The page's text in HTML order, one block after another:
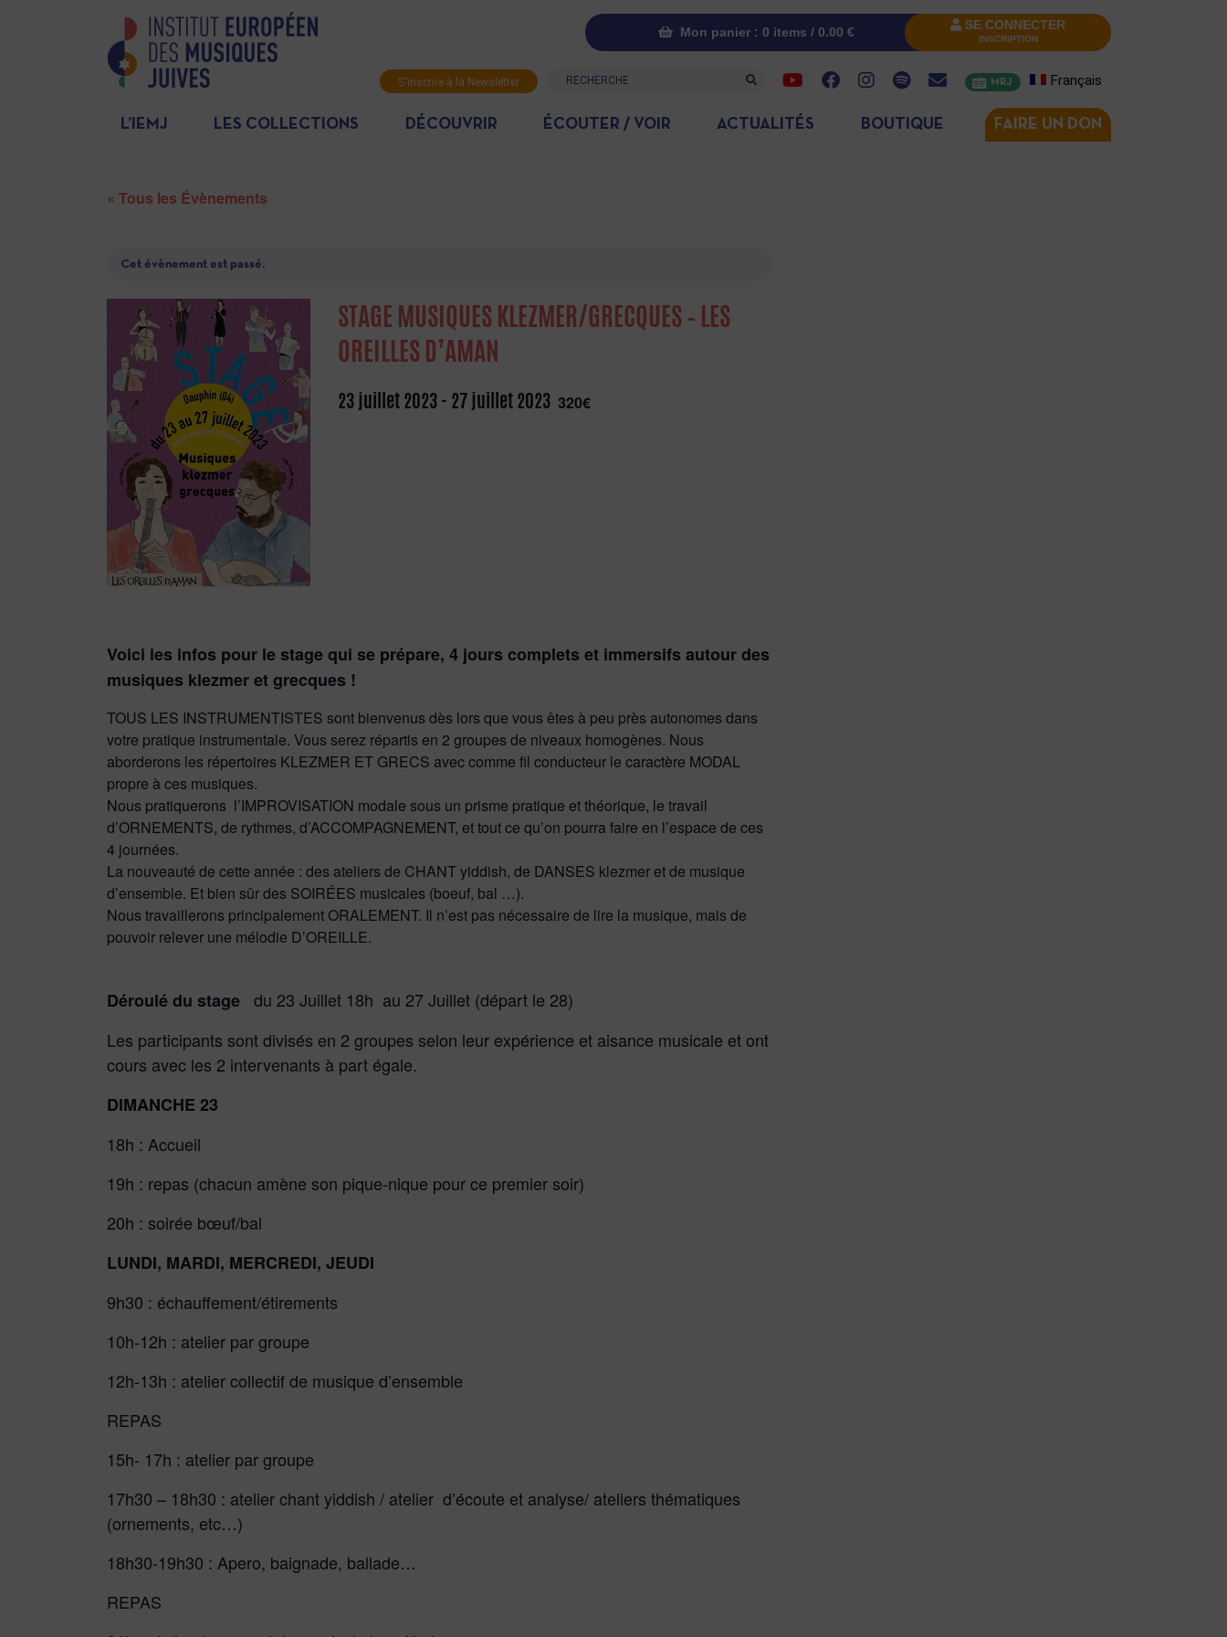
Mon panier : 0 items / 0.00 € SE CONNECTER
INSCRIPTION
S'inscrire à la Newsletter Recherche MRJ Français
L’IEMJ LES COLLECTIONS DÉCOUVRIR ÉCOUTER / VOIR ACTUALITÉS BOUTIQUE FAIRE UN DON
« Tous les Évènements
Cet évènement est passé.
STAGE MUSIQUES KLEZMER/GRECQUES – LES
OREILLES D’AMAN
23 juillet 2023- 27 juillet 2023 320€
Voici les infos pour le stage qui se prépare, 4 jours complets et immersifs autour des
musiques klezmer et grecques !
TOUS LES INSTRUMENTISTES sont bienvenus dès lors que vous êtes à peu près autonomes dans
votre pratique instrumentale. Vous serez répartis en 2 groupes de niveaux homogènes. Nous
aborderons les répertoires KLEZMER ET GRECS avec comme fil conducteur le caractère MODAL
propre à ces musiques.
Nous pratiquerons l’IMPROVISATION modale sous un prisme pratique et théorique, le travail
d’ORNEMENTS, de rythmes, d’ACCOMPAGNEMENT, et tout ce qu’on pourra faire en l’espace de ces
4 journées.
La nouveauté de cette année : des ateliers de CHANT yiddish, de DANSES klezmer et de musique
d’ensemble. Et bien sûr des SOIRÉES musicales (boeuf, bal …).
Nous travaillerons principalement ORALEMENT. Il n’est pas nécessaire de lire la musique, mais de
pouvoir relever une mélodie D’OREILLE.
Déroulé du stage
du 23 Juillet 18h au 27 Juillet (départ le 28)
Les participants sont divisés en 2 groupes selon leur expérience et aisance musicale et ont
cours avec les 2 intervenants à part égale.
DIMANCHE 23
18h : Accueil
19h : repas (chacun amène son pique-nique pour ce premier soir)
20h : soirée bœuf/bal
LUNDI, MARDI, MERCREDI, JEUDI
9h30 : échauffement/étirements
10h-12h : atelier par groupe
12h-13h : atelier collectif de musique d’ensemble
REPAS
15h- 17h : atelier par groupe
17h30 – 18h30 : atelier chant yiddish / atelier d’écoute et analyse/ ateliers thématiques
(ornements, etc…)
18h30-19h30 : Apero, baignade, ballade…
REPAS